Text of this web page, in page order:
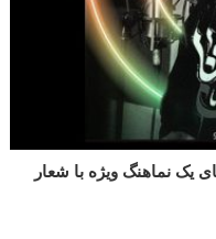
یک نماهنگ ویژه با شعار